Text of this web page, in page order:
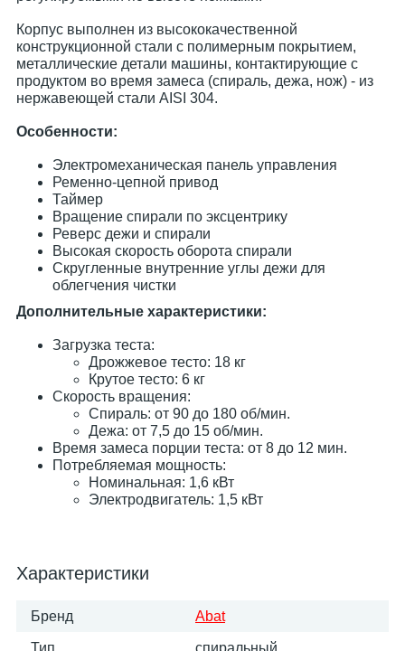
Корпус выполнен из высококачественной
конструкционной стали с полимерным покрытием,
металлические детали машины, контактирующие с
продуктом во время замеса (спираль, дежа, нож) - из
нержавеющей стали AISI 304.
Особенности:
Электромеханическая панель управления
Ременно-цепной привод
Таймер
Вращение спирали по эксцентрику
Реверс дежи и спирали
Высокая скорость оборота спирали
Скругленные внутренние углы дежи для
облегчения чистки
Дополнительные характеристики:
Загрузка теста:
Дрожжевое тесто: 18 кг
Крутое тесто: 6 кг
Скорость вращения:
Спираль: от 90 до 180 об/мин.
Дежа: от 7,5 до 15 об/мин.
Время замеса порции теста: от 8 до 12 мин.
Потребляемая мощность:
Номинальная: 1,6 кВт
Электродвигатель: 1,5 кВт
Характеристики
Бренд Abat
Тип спиральный